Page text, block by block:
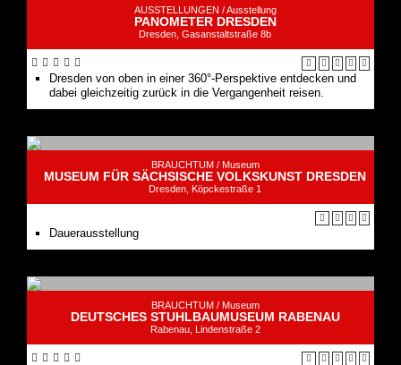
AUSSTELLUNGEN /Ausstellung
PANOMETER DRESDEN
Dresden, Gasanstaltstraße 8b
Dresden von oben in einer 360°-Perspektive entdecken und
dabei gleichzeitig zurück in die Vergangenheit reisen.
BRAUCHTUM / Museum
MUSEUM FÜR SÄCHSISCHE VOLKSKUNST DRESDEN
Dresden, Köpckestraße 1
Dauerausstellung
BRAUCHTUM / Museum
DEUTSCHES STUHLBAUMUSEUM RABENAU
Rabenau, Lindenstraße 2